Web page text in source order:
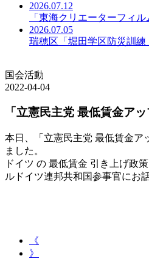
2026.07.12
「東海クリエーターフィ
2026.07.05
瑞穂区「堀田学区防災訓練
国会活動
2022-04-04
「立憲民主党 最低賃金ア
本日、「立憲民主党 最低賃金ア
ました。
ドイツ の 最低賃金 引き上げ政
ルドイツ連邦共和国参事官にお
《
》